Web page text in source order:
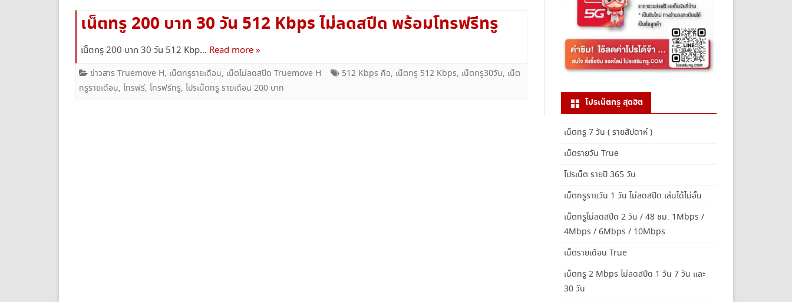
โปรเน็ตทรู+โทร 3G SMART
โปรเน็ตทรู+โทร SMART COMBO
เน็ตทรู 200 บาท 30 วัน 512 Kbps ไม่ลดสปีด พร้อมโทรฟรีทรู
เน็ตทรู 200 บาท 30 วัน 512 Kbp… Read more »
ข่าวสาร Truemove H, เน็ตทรูรายเดือน, เน็ตไม่ลดสปีด Truemove H 512 Kbps คือ, เน็ตทรู 512 Kbps, เน็ตทรู30วัน, เน็ต
ทรูรายเดือน, โทรฟรี, โทรฟรีทรู, โปรเน็ตทรู รายเดือน 200 บาท
โปรเน็ตทรู สุดฮิต
เน็ตทรู 7 วัน ( รายสัปดาห์ )
เน็ตรายวัน True
โปรเน็ต รายปี 365 วัน
เน็ตทรูรายวัน 1 วัน ไม่ลดสปีด เล่นได้ไม่อั้น
เน็ตทรูไม่ลดสปีด 2 วัน / 48 ชม. 1Mbps /
4Mbps / 6Mbps / 10Mbps
เน็ตรายเดือน True
เน็ตทรู 2 Mbps ไม่ลดสปีด 1 วัน 7 วัน และ
30 วัน